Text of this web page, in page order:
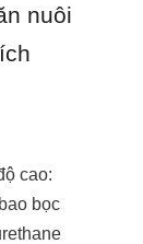
nuôi
cao:
bọc